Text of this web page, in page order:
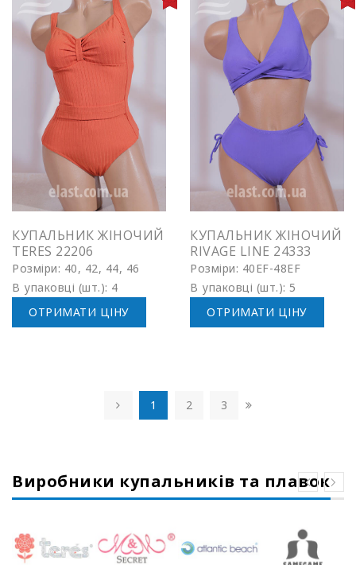
КУПАЛЬНИК ЖІНОЧИЙ
TERES 22206
Розміри: 40, 42, 44, 46
В упаковці (шт.): 4
ОТРИМАТИ ЦІНУ
КУПАЛЬНИК ЖІНОЧИЙ
RIVAGE LINE 24333
Розміри: 40EF-48EF
В упаковці (шт.): 5
ОТРИМАТИ ЦІНУ
1 2 3
Виробники купальників та плавок